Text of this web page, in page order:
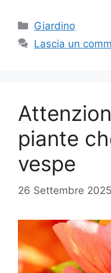
Categorie
Giardino
Lascia un
piante
vespe
26 Settembre 2025